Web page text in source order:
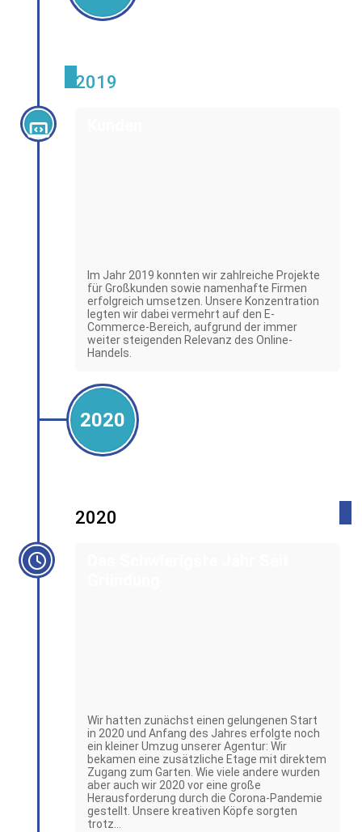
2019
Im Jahr 2019 konnten wir zahlreiche Projekte
für Großkunden sowie namenhafte Firmen
erfolgreich umsetzen. Unsere Konzentration
legten wir dabei vermehrt auf den E-
Commerce-Bereich, aufgrund der immer
weiter steigenden Relevanz des Online-
Handels.
2020
2020
Wir hatten zunächst einen gelungenen Start
in 2020 und Anfang des Jahres erfolgte noch
ein kleiner Umzug unserer Agentur: Wir
bekamen eine zusätzliche Etage mit direktem
Zugang zum Garten. Wie viele andere wurden
aber auch wir 2020 vor eine große
Herausforderung durch die Corona-Pandemie
gestellt. Unsere kreativen Köpfe sorgten
trotz…